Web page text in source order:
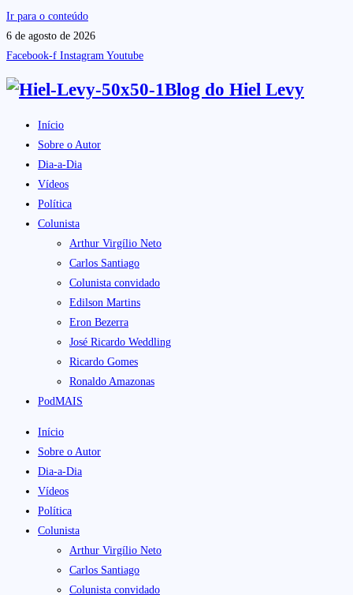
Ir para o conteúdo
6 de agosto de 2026
Facebook-f Instagram Youtube
Blog do Hiel Levy
Início
Sobre o Autor
Dia-a-Dia
Vídeos
Política
Colunista
Arthur Virgílio Neto
Carlos Santiago
Colunista convidado
Edilson Martins
Eron Bezerra
José Ricardo Weddling
Ricardo Gomes
Ronaldo Amazonas
PodMAIS
Início
Sobre o Autor
Dia-a-Dia
Vídeos
Política
Colunista
Arthur Virgílio Neto
Carlos Santiago
Colunista convidado